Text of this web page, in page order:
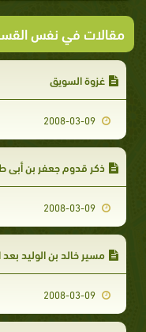
مقالات في نفس
غزوة السويق
ذكر قدوم جعفر بن أبي
مسير خالد بن الوليد بعد